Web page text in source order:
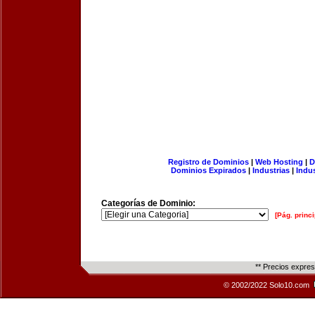
Registro de Dominios| Web Hosting |
Dominios Expirados | Industrias |
Categorías de Dominio:
[Pág.
** Precios
© 2002/2022 Solo10.com